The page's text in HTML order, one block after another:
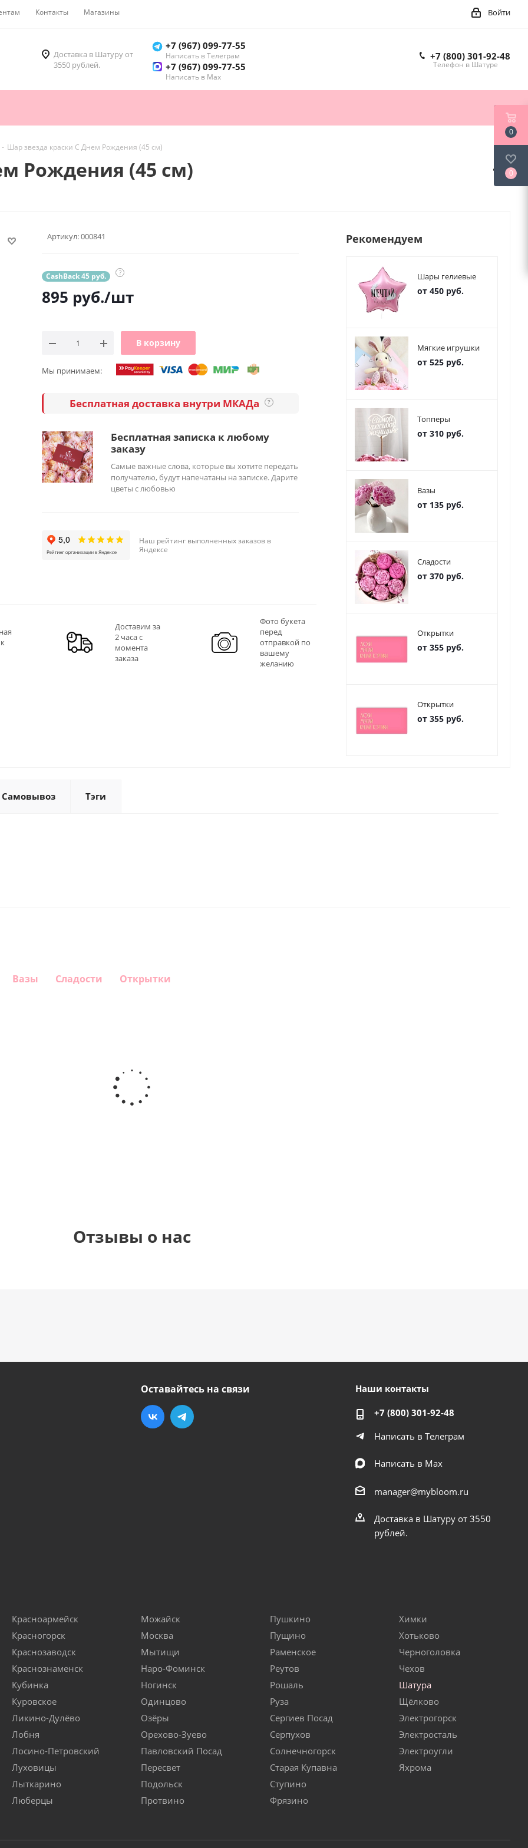
Контакты Магазины Войти
Доставка в Шатуру от
3550 рублей.
+7 (967) 099-77-55
Написать в Телеграм
+7 (967) 099-77-55
Написать в Мах
+7 (800) 301-92-48
Телефон в Шатуре
- Шар звезда краски С Днем Рождения (45 см)
Рождения (45 см)
Артикул:000841
CashBack 45 руб. ?
895 руб./шт
В корзину
Мы принимаем:
Бесплатная доставка внутри МКАДа ?
Бесплатная записка к любому
заказу
Самые важные слова, которые вы хотите передать
получателю, будут напечатаны на записке. Дарите
цветы с любовью
Наш рейтинг выполненных заказов в
Яндексе
Доставим за
2 часа с
момента
заказа
Фото букета
перед
отправкой по
вашему
желанию
Рекомендуем
Шары гелиевые
от 450 руб.
Мягкие игрушки
от 525 руб.
Топперы
от 310 руб.
Вазы
от 135 руб.
Сладости
от 370 руб.
Открытки
от 355 руб.
Открытки
от 355 руб.
Самовывоз Тэги
Вазы Сладости Открытки
Самая
самая
Отзывы о нас
Оставайтесь на связи Наши контакты
+7 (800) 301-92-48
Написать в Телеграм
Написать в Мах
manager@mybloom.ru
Доставка в Шатуру от 3550
рублей.
Красноармейск
Красногорск
Краснозаводск
Краснознаменск
Кубинка
Куровское
Ликино-Дулёво
Лобня
Лосино-Петровский
Луховицы
Лыткарино
Люберцы
Можайск
Москва
Мытищи
Наро-Фоминск
Ногинск
Одинцово
Озёры
Орехово-Зуево
Павловский Посад
Пересвет
Подольск
Протвино
Пушкино
Пущино
Раменское
Реутов
Рошаль
Руза
Сергиев Посад
Серпухов
Солнечногорск
Старая Купавна
Ступино
Фрязино
Химки
Хотьково
Черноголовка
Чехов
Шатура
Щёлково
Электрогорск
Электросталь
Электроугли
Яхрома
0
0